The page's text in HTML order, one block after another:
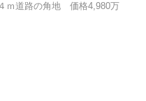
ｍ道路の角地 価格4,980万